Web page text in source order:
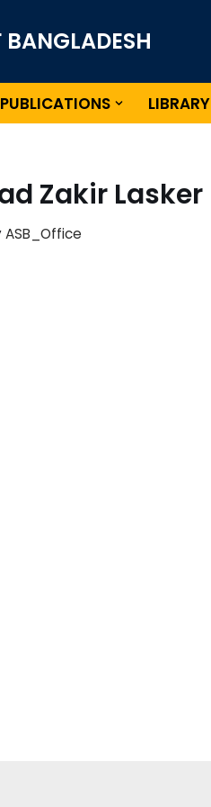
PUBLICATIONS LIBRARY
Zakir Lasker
ASB_Office